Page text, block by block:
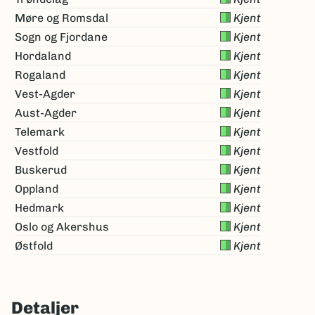
Møre og Romsdal
Kjent
Sogn og Fjordane
Kjent
Hordaland
Kjent
Rogaland
Kjent
Vest-Agder
Kjent
Aust-Agder
Kjent
Telemark
Kjent
Vestfold
Kjent
Buskerud
Kjent
Oppland
Kjent
Hedmark
Kjent
Oslo og Akershus
Kjent
Østfold
Kjent
Detaljer